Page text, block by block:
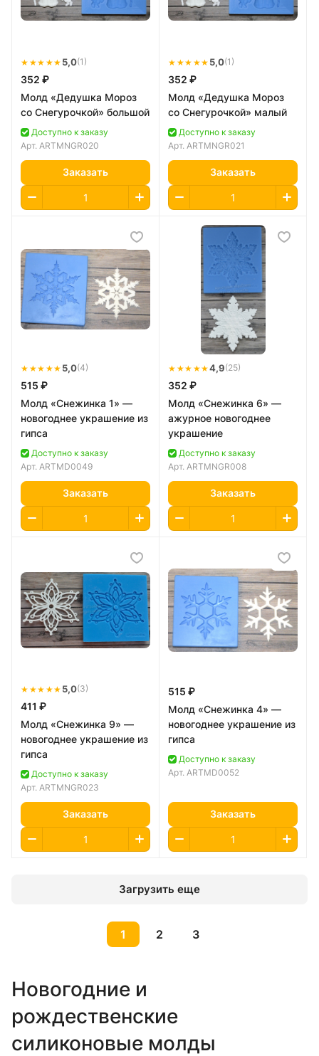
★★★★★ 5,0(1)
352 ₽
Молд «Дедушка Мороз
со Снегурочкой» большой
Доступно к заказу
Арт. ARTMNGR020
Заказать
★★★★★ 5,0(1)
352 ₽
Молд «Дедушка Мороз
со Снегурочкой» малый
Доступно к заказу
Арт. ARTMNGR021
Заказать
★★★★★ 5,0(4)
515 ₽
Молд «Снежинка 1» —
новогоднее украшение из
гипса
Доступно к заказу
Арт. ARTMD0049
Заказать
★★★★★4,9(25)
352 ₽
Молд «Снежинка 6» —
ажурное новогоднее
украшение
Доступно к заказу
Арт. ARTMNGR008
Заказать
★★★★★ 5,0(3)
411 ₽
Молд «Снежинка 9» —
новогоднее украшение из
гипса
Доступно к заказу
Арт. ARTMNGR023
Заказать
515 ₽
Молд «Снежинка 4» —
новогоднее украшение из
гипса
Доступно к заказу
Арт. ARTMD0052
Заказать
Загрузить еще
1 2 3
Новогодние и
рождественские
силиконовые молды